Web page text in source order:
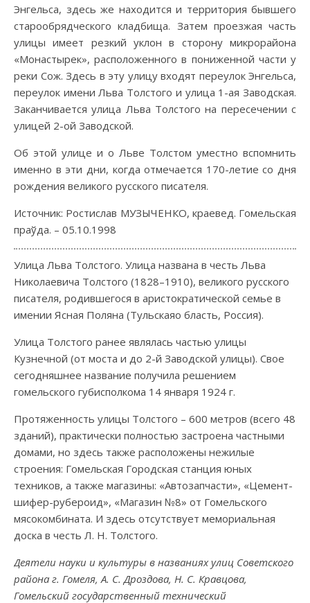
Энгельса, здесь же находится и территория бывшего
старообрядческого кладбища. Затем проезжая часть
улицы имеет резкий уклон в сторону микрорайона
«Монастырек», расположенного в пониженной части у
реки Сож. Здесь в эту улицу входят переулок Энгельса,
переулок имени Льва Толстого и улица 1-ая Заводская.
Заканчивается улица Льва Толстого на пересечении с
улицей 2-ой Заводской.
Об этой улице и о Льве Толстом уместно вспомнить
именно в эти дни, когда отмечается 170-летие со дня
рождения великого русского писателя.
Источник: Ростислав МУЗЫЧЕНКО, краевед. Гомельская
праўда. – 05.10.1998
Улица Льва Толстого. Улица названа в честь Льва
Николаевича Толстого (1828–1910), великого русского
писателя, родившегося в аристократической семье в
имении Ясная Поляна (Тульскаяо бласть, Россия).
Улица Толстого ранее являлась частью улицы
Кузнечной (от моста и до 2-й Заводской улицы). Свое
сегодняшнее название получила решением
гомельского губисполкома 14 января 1924 г.
Протяженность улицы Толстого – 600 метров (всего 48
зданий), практически полностью застроена частными
домами, но здесь также расположены нежилые
строения: Гомельская Городская станция юных
техников, а также магазины: «Автозапчасти», «Цемент-
шифер-рубероид», «Магазин №8» от Гомельского
мясокомбината. И здесь отсутствует мемориальная
доска в честь Л. Н. Толстого.
Деятели науки и культуры в названиях улиц Советского
района г. Гомеля, А. С. Дроздова, Н. С. Кравцова,
Гомельский государственный технический